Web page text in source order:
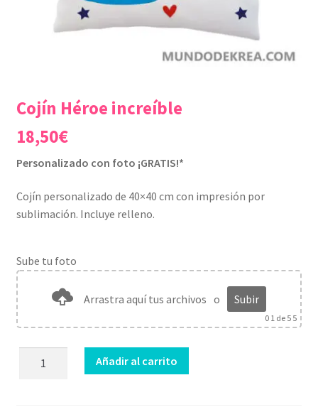
Cojín Héroe increíble
18,50€
Personalizado con foto ¡GRATIS!*
Cojín personalizado de 40×40 cm con impresión por
sublimación. Incluye relleno.
Sube tu foto
Arrastra aquí tus archivos o Subir
0 1 de 5 5
Cojín
Héroe
Añadir al carrito